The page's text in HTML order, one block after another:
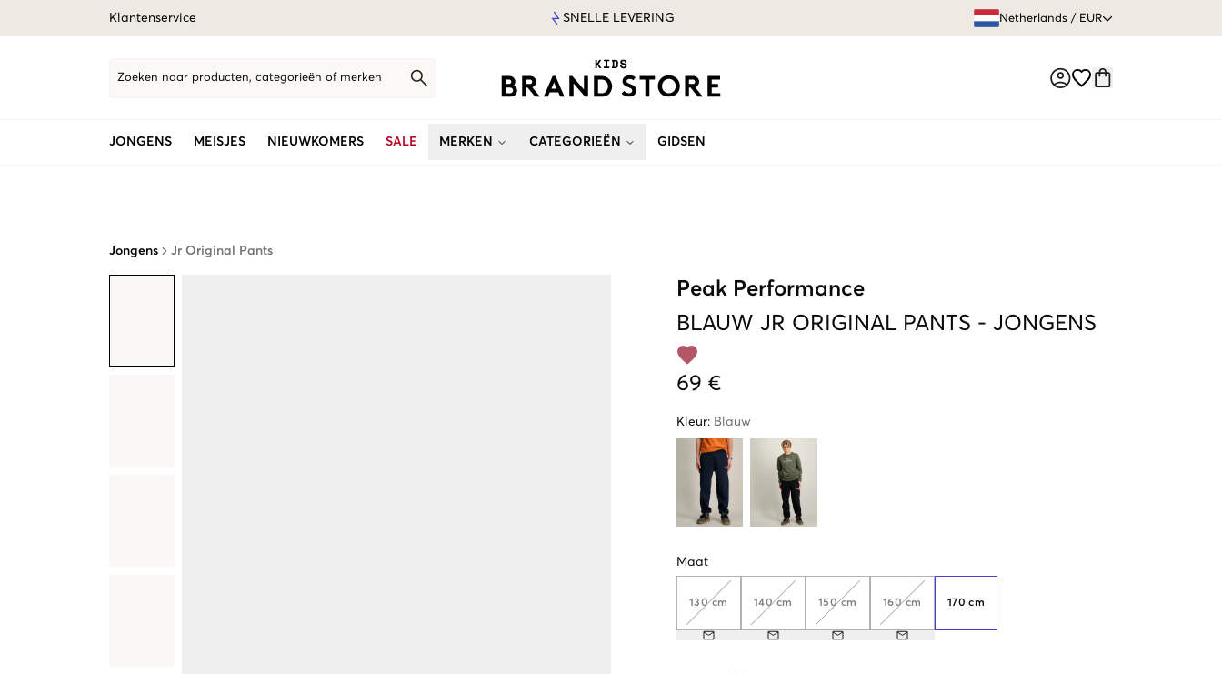
Klantenservice SNELLE LEVERING Netherlands / EUR
Zoeken naar producten, categorieën of merken
JONGENS MEISJES NIEUWKOMERS SALE MERKEN CATEGORIEËN GIDSEN
Jongens Jr Original Pants
Peak Performance
BLAUW JR ORIGINAL PANTS - JONGENS
69 €
Kleur: Blauw
Maat
130 cm 140 cm 150 cm 160 cm 170 cm